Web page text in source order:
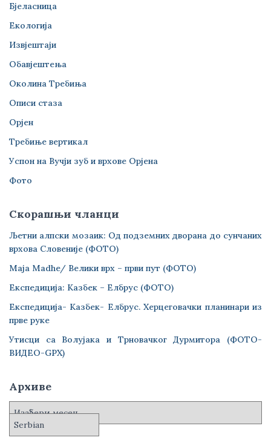
Бјеласница
Екологија
Извјештаји
Обавјештења
Околина Требиња
Описи стаза
Орјен
Требиње вертикал
Успон на Вучји зуб и врхове Орјена
Фото
Скорашњи чланци
Љетни алпски мозаик: Од подземних дворана до сунчаних
врхова Словеније (ФОТО)
Maja Madhe/ Велики врх – први пут (ФОТО)
Експедиција: Казбек – Елбрус (ФОТО)
Експедиција- Казбек- Елбрус. Херцеговачки планинари из
прве руке
Утисци са Волујака и Трновачког Дурмитора (ФОТО-
ВИДЕО-GPX)
Архиве
А
р
х